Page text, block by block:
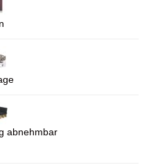
abnehmbar